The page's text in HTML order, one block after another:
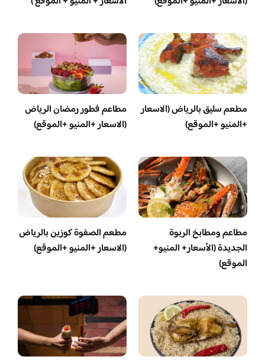
مطعم سليق بالرياض (الاسعار
+المنيو +الموقع)
مطاعم فطور رمضان الرياض
(الاسعار +المنيو +الموقع)
مطاعم ومطابخ الربوة
الجديدة (الأسعار+ المنيو+
الموقع)
مطعم الصفوة كوزين بالرياض
(الاسعار +المنيو +الموقع)